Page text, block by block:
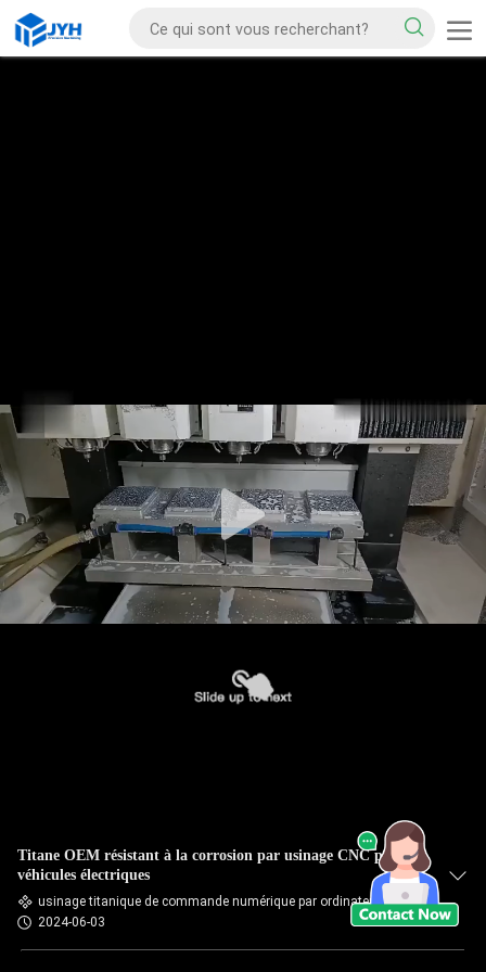
Titane OEM résistant à la corrosion par usinage CNC pour
véhicules électriques
usinage titanique de commande numérique par ordinateur
2024-06-03